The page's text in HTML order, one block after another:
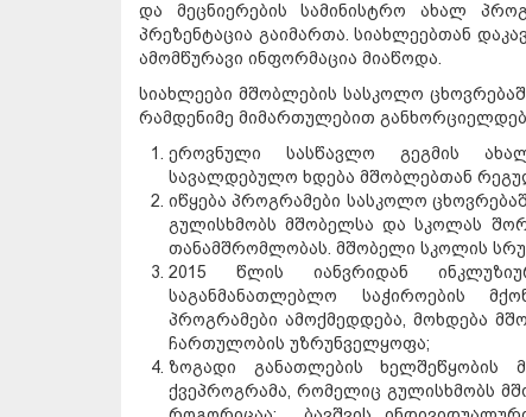
და მეცნიერების სამინისტრო ახალ
პრეზენტაცია გაიმართა. სიახლეებთან
ამომწურავი ინფორმაცია მიაწოდა.
სიახლეები მშობლების სასკოლო
რამდენიმე მიმართულებით
ეროვნული სასწავლო გეგმის
სავალდებულო ხდება მშობლებთან
იწყება პროგრამები სასკოლო
გულისხმობს მშობელსა და სკოლას
თანამშრომლობას. მშობელი სკოლის
2015 წლის იანვრიდან
საგანმანათლებლო საჭიროების
პროგრამები ამოქმედდება, მოხდება
ჩართულობის უზრუნველყოფა;
ზოგადი განათლების ხელშეწყობის
ქვეპროგრამა, რომელიც გულისხმობს